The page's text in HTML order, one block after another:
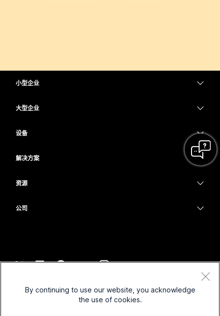
小型企业
大型企业
Contact Center
安全性
设备
解决方案
非营利组织
资源
包容性
公司
联系销售
Webex 思想领导力
隐私权声明
By continuing to use our website, you acknowledge
the use of cookies.